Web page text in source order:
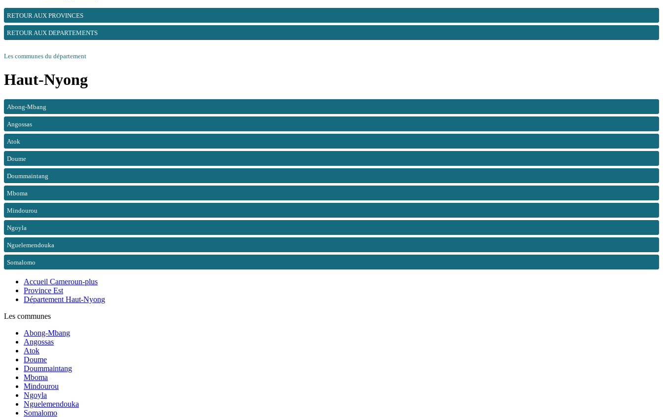
RETOUR AUX PROVINCES
RETOUR AUX DEPARTEMENTS
Les communes du département
Haut-Nyong
Abong-Mbang
Angossas
Atok
Doume
Doummaintang
Mboma
Mindourou
Ngoyla
Nguelemendouka
Somalomo
Accueil Cameroun-plus
Province Est
Département Haut-Nyong
Les communes
Abong-Mbang
Angossas
Atok
Doume
Doummaintang
Mboma
Mindourou
Ngoyla
Nguelemendouka
Somalomo